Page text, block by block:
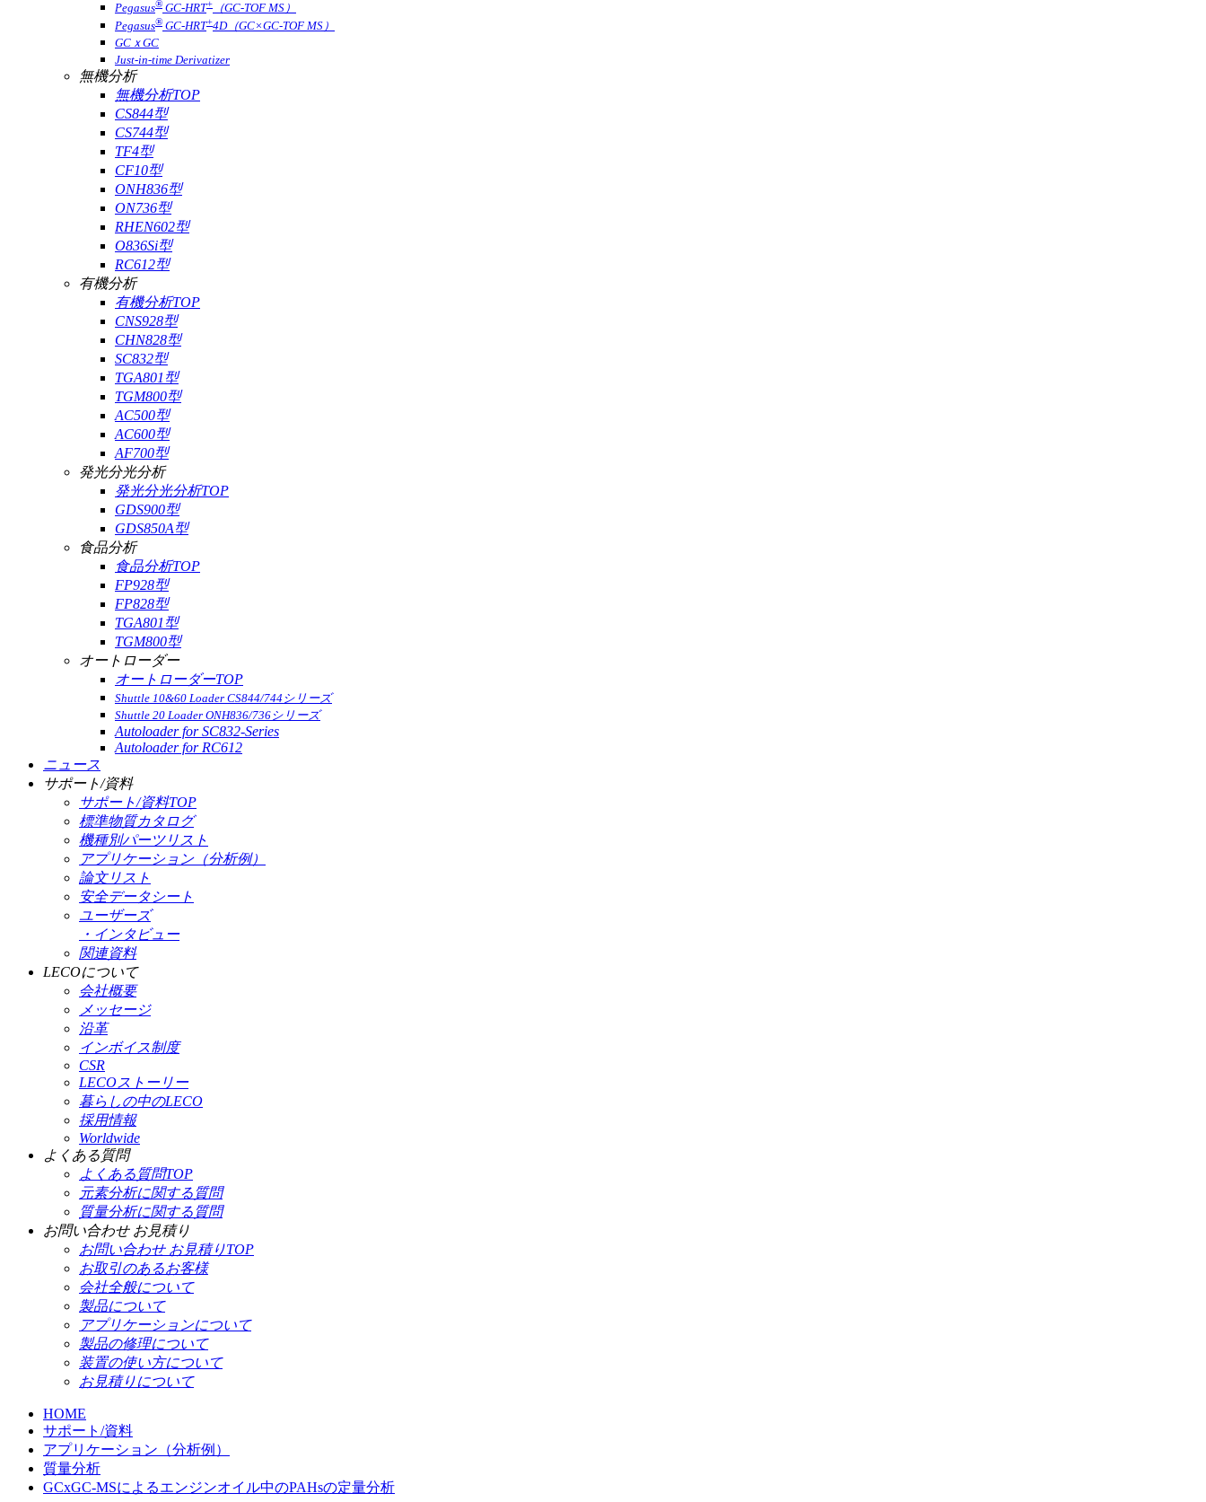
Pegasus® GC-HRT+
（GC-TOF MS）
Pegasus® GC-HRT+4D（GC×GC-TOF MS）
GCｘGC
Just-in-time Derivatizer
無機分析
無機分析TOP
CS844型
CS744型
TF4型
CF10型
ONH836型
ON736型
RHEN602型
O836Si型
RC612型
有機分析
有機分析TOP
CNS928型
CHN828型
SC832型
TGA801型
TGM800型
AC500型
AC600型
AF700型
発光分光分析
発光分光分析TOP
GDS900型
GDS850A型
食品分析
食品分析TOP
FP928型
FP828型
TGA801型
TGM800型
オートローダー
オートローダーTOP
Shuttle 10&60 Loader CS844/744シリーズ
Shuttle 20 Loader ONH836/736シリーズ
Autoloader for SC832-Series
Autoloader for RC612
ニュース
サポート/資料
サポート/資料TOP
標準物質カタログ
機種別パーツリスト
アプリケーション（分析例）
論文リスト
安全データシート
ユーザーズ
・インタビュー
関連資料
LECOについて
会社概要
メッセージ
沿革
インボイス制度
CSR
LECOストーリー
暮らしの中のLECO
採用情報
Worldwide
よくある質問
よくある質問TOP
元素分析に関する質問
質量分析に関する質問
お問い合わせ お見積り
お問い合わせ お見積りTOP
お取引のあるお客様
会社全般について
製品について
アプリケーションについて
製品の修理について
装置の使い方について
お見積りについて
HOME
サポート/資料
アプリケーション（分析例）
質量分析
GCxGC-MSによるエンジンオイル中のPAHsの定量分析